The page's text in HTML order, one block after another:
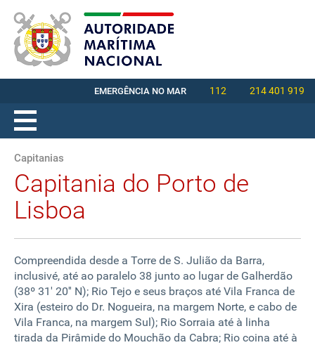
EMERGÊNCIA NO MAR 112 214 401 919
Capitanias
Capitania do Porto de
Lisboa
Compreendida desde a Torre de S. Julião da Barra,
inclusivé, até ao paralelo 38 junto ao lugar de Galherdão
(38º 31' 20'' N); Rio Tejo e seus braços até Vila Franca de
Xira (esteiro do Dr. Nogueira, na margem Norte, e cabo de
Vila Franca, na margem Sul); Rio Sorraia até à linha
tirada da Pirâmide do Mouchão da Cabra; Rio coina até à